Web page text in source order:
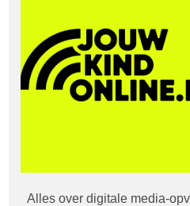
Alles over digitale media-